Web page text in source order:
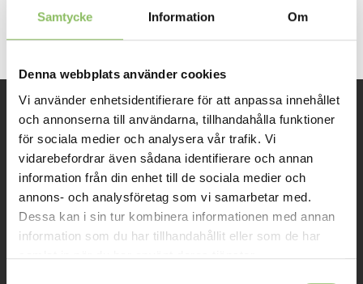
Samtycke Information Om
Denna webbplats använder cookies
Vi använder enhetsidentifierare för att anpassa innehållet
och annonserna till användarna, tillhandahålla funktioner
för sociala medier och analysera vår trafik. Vi
vidarebefordrar även sådana identifierare och annan
information från din enhet till de sociala medier och
annons- och analysföretag som vi samarbetar med.
Dessa kan i sin tur kombinera informationen med annan
information som du har tillhandahållit eller som de har
samlat in när du har använt deras tjänster.
Next→
INFORMATION
Om oss
Kontakt
Mitt konto